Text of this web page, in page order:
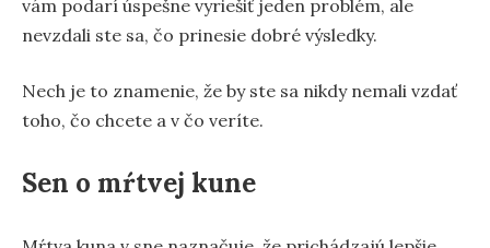
vám podarí úspešne vyriešiť jeden problém, ale
nevzdali ste sa, čo prinesie dobré výsledky.
Nech je to znamenie, že by ste sa nikdy nemali vzdať
toho, čo chcete a v čo veríte.
Sen o mŕtvej kune